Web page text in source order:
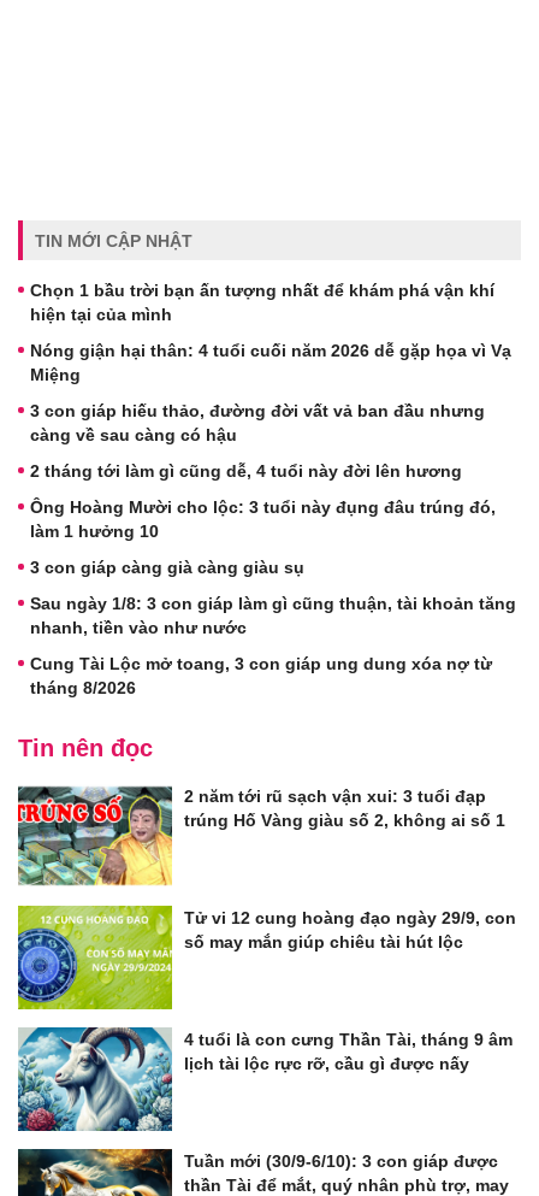
TIN MỚI CẬP NHẬT
Chọn 1 bầu trời bạn ấn tượng nhất để khám phá vận khí
hiện tại của mình
Nóng giận hại thân: 4 tuổi cuối năm 2026 dễ gặp họa vì Vạ
Miệng
3 con giáp hiếu thảo, đường đời vất vả ban đầu nhưng
càng về sau càng có hậu
2 tháng tới làm gì cũng dễ, 4 tuổi này đời lên hương
Ông Hoàng Mười cho lộc: 3 tuổi này đụng đâu trúng đó,
làm 1 hưởng 10
3 con giáp càng già càng giàu sụ
Sau ngày 1/8: 3 con giáp làm gì cũng thuận, tài khoản tăng
nhanh, tiền vào như nước
Cung Tài Lộc mở toang, 3 con giáp ung dung xóa nợ từ
tháng 8/2026
Tin nên đọc
2 năm tới rũ sạch vận xui: 3 tuổi đạp
trúng Hố Vàng giàu số 2, không ai số 1
Tử vi 12 cung hoàng đạo ngày 29/9, con
số may mắn giúp chiêu tài hút lộc
4 tuổi là con cưng Thần Tài, tháng 9 âm
lịch tài lộc rực rỡ, cầu gì được nấy
Tuần mới (30/9-6/10): 3 con giáp được
thần Tài để mắt, quý nhân phù trợ, may